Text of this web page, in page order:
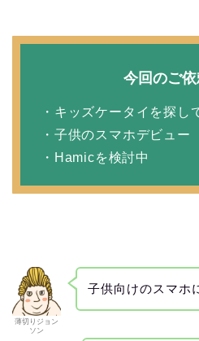
今回のご
・キッズケータイを探し
・子供のスマホデビュー
・Hamicを検討中
薄切りジョン
ソン
子供向けのスマホ